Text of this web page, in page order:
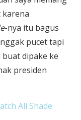
karena
-nya itu bagus
pucet tapi
dipake ke
presiden
All Shade